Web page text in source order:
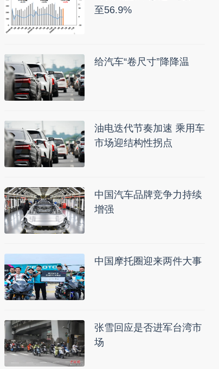
至56.9%
给汽车“卷尺寸”降降温
油电迭代节奏加速 乘用车
市场迎结构性拐点
中国汽车品牌竞争力持续
增强
中国摩托圈迎来两件大事
张雪回应是否进军台湾市
场